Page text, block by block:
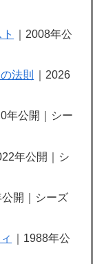
｜2008年公
法則
｜2026
年公開｜シー
年公開｜シ
公開｜シーズ
｜1988年公